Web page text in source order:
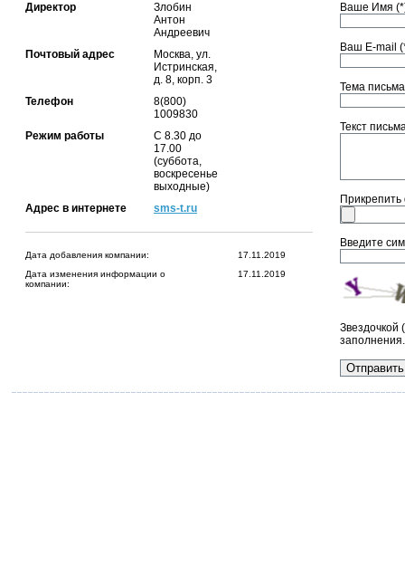
Директор
Злобин
Антон
Андреевич
Почтовый адрес
Москва, ул.
Истринская,
д. 8, корп. 3
Телефон
8(800)
1009830
Режим работы
С 8.30 до
17.00
(суббота,
воскресенье
выходные)
Адрес в интернете
sms-t.ru
Дата добавления компании:
17.11.2019
Дата изменения информации о
компании:
17.11.2019
Ваше Имя
Ваш E-mail
Тема
Текст
Введите
Звездочкой
заполнения.